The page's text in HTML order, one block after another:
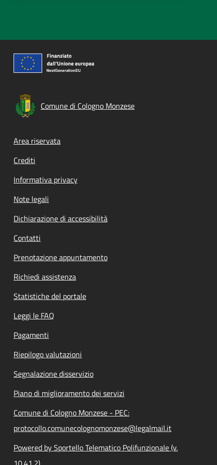
Comune di Cologno Monzese
Footer menu
Area riservata
Crediti
Informativa privacy
Note legali
Dichiarazione di accessibilità
Contatti
Prenotazione appuntamento
Richiedi assistenza
Statistiche del portale
Leggi le FAQ
Pagamenti
Riepilogo valutazioni
Segnalazione disservizio
Piano di miglioramento dei servizi
Comune di Cologno Monzese - PEC:
protocollo.comunecolognomonzese@legalmail.it
Powered by Sportello Telematico Polifunzionale (v.